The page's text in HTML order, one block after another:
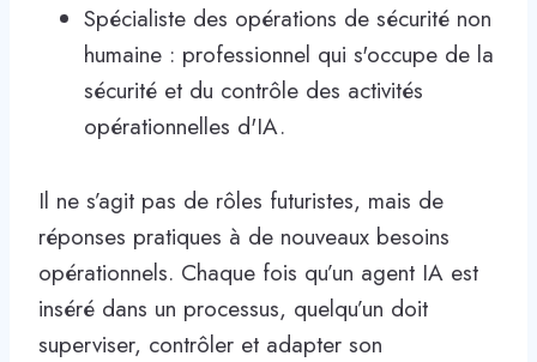
Spécialiste des opérations de sécurité non
humaine : professionnel qui s'occupe de la
sécurité et du contrôle des activités
opérationnelles d'IA.
Il ne s’agit pas de rôles futuristes, mais de
réponses pratiques à de nouveaux besoins
opérationnels. Chaque fois qu’un agent IA est
inséré dans un processus, quelqu’un doit
superviser, contrôler et adapter son